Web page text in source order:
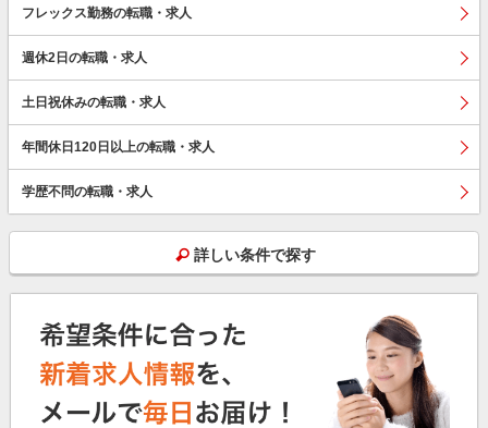
フレックス勤務の転職・求人
週休2日の転職・求人
土日祝休みの転職・求人
年間休日120日以上の転職・求人
学歴不問の転職・求人
詳しい条件で探す